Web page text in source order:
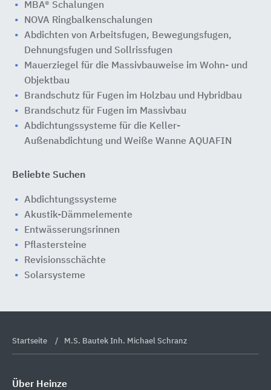
MBA® Schalungen
NOVA Ringbalkenschalungen
Abdichten von Arbeitsfugen, Bewegungsfugen,
Dehnungsfugen und Sollrissfugen
Mauerziegel für die Massivbauweise im Wohn- und
Objektbau
Brandschutz für Fugen im Holzbau und Hybridbau
Brandschutz für Fugen im Massivbau
Abdichtungssysteme für die Keller-
Außenabdichtung und Weiße Wanne AQUAFIN
Beliebte Suchen
Abdichtungssysteme
Akustik-Dämmelemente
Entwässerungsrinnen
Pflastersteine
Revisionsschächte
Solarsysteme
Startseite M.S. Bautek Inh. Michael Schranz
Über Heinze